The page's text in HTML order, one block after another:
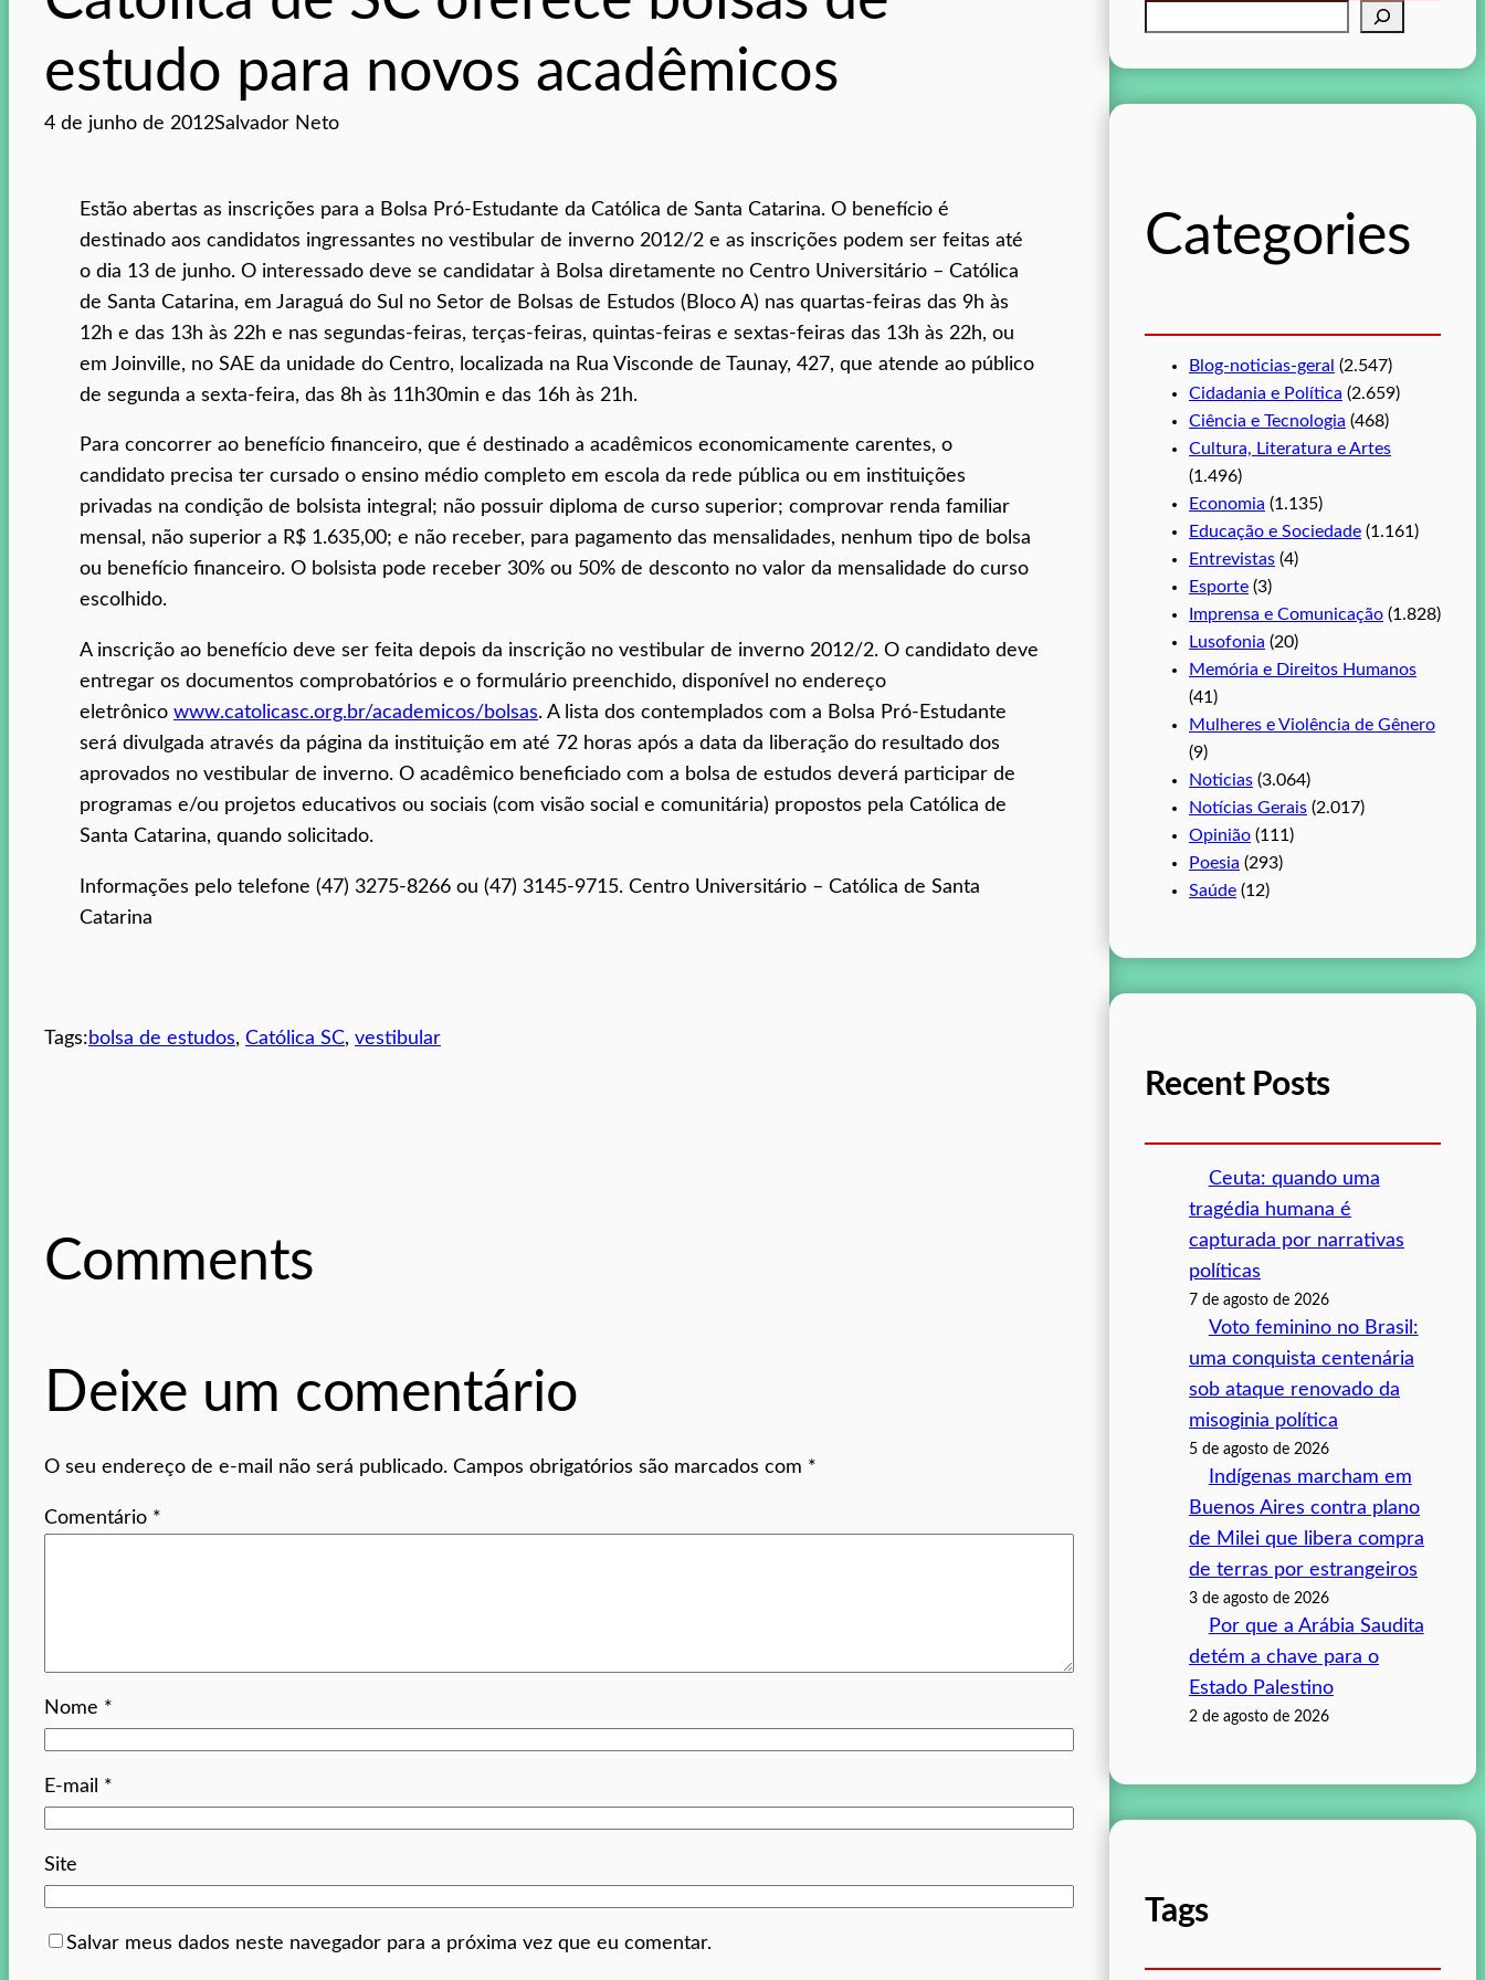
estudo para novos acadêmicos
4 de junho de 2012Salvador Neto
Estão abertas as inscrições para a Bolsa Pró-Estudante da Católica de Santa Catarina. O benefício é
destinado aos candidatos ingressantes no vestibular de inverno 2012/2 e as inscrições podem ser feitas até
o dia 13 de junho. O interessado deve se candidatar à Bolsa diretamente no Centro Universitário – Católica
de Santa Catarina, em Jaraguá do Sul no Setor de Bolsas de Estudos (Bloco A) nas quartas-feiras das 9h às
12h e das 13h às 22h e nas segundas-feiras, terças-feiras, quintas-feiras e sextas-feiras das 13h às 22h, ou
em Joinville, no SAE da unidade do Centro, localizada na Rua Visconde de Taunay, 427, que atende ao público
de segunda a sexta-feira, das 8h às 11h30min e das 16h às 21h.
Para concorrer ao benefício financeiro, que é destinado a acadêmicos economicamente carentes, o
candidato precisa ter cursado o ensino médio completo em escola da rede pública ou em instituições
privadas na condição de bolsista integral; não possuir diploma de curso superior; comprovar renda familiar
mensal, não superior a R$ 1.635,00; e não receber, para pagamento das mensalidades, nenhum tipo de bolsa
ou benefício financeiro. O bolsista pode receber 30% ou 50% de desconto no valor da mensalidade do curso
escolhido.
A inscrição ao benefício deve ser feita depois da inscrição no vestibular de inverno 2012/2. O candidato deve
entregar os documentos comprobatórios e o formulário preenchido, disponível no endereço
eletrônico www.catolicasc.org.br/academicos/bolsas. A lista dos contemplados com a Bolsa Pró-Estudante
será divulgada através da página da instituição em até 72 horas após a data da liberação do resultado dos
aprovados no vestibular de inverno. O acadêmico beneficiado com a bolsa de estudos deverá participar de
programas e/ou projetos educativos ou sociais (com visão social e comunitária) propostos pela Católica de
Santa Catarina, quando solicitado.
Informações pelo telefone (47) 3275-8266 ou (47) 3145-9715. Centro Universitário – Católica de Santa
Catarina
Tags: bolsa de estudos, Católica SC, vestibular
Comments
Deixe um comentário
O seu endereço de e-mail não será publicado. Campos obrigatórios são marcados com *
Comentário *
Nome *
E-mail *
Site
Salvar meus dados neste navegador para a próxima vez que eu comentar.
q
a
Categories
Blog-noticias-geral (2.547)
Cidadania e Política (2.659)
Ciência e Tecnologia (468)
Cultura, Literatura e Artes
(1.496)
Economia (1.135)
Educação e Sociedade (1.161)
Entrevistas (4)
Esporte (3)
Imprensa e Comunicação (1.828)
Lusofonia (20)
Memória e Direitos Humanos
(41)
Mulheres e Violência de Gênero
(9)
Noticias (3.064)
Notícias Gerais (2.017)
Opinião (111)
Poesia (293)
Saúde (12)
Recent Posts
Ceuta: quando uma
tragédia humana é
capturada por narrativas
políticas
7 de agosto de 2026
Voto feminino no Brasil:
uma conquista centenária
sob ataque renovado da
misoginia política
5 de agosto de 2026
Indígenas marcham em
Buenos Aires contra plano
de Milei que libera compra
de terras por estrangeiros
3 de agosto de 2026
Por que a Arábia Saudita
detém a chave para o
Estado Palestino
2 de agosto de 2026
Tags